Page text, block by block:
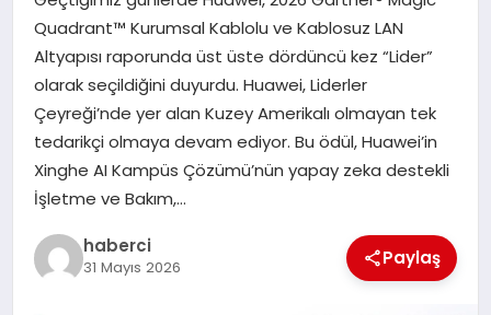
Quadrant™ Kurumsal Kablolu ve Kablosuz LAN
Altyapısı raporunda üst üste dördüncü kez “Lider”
olarak seçildiğini duyurdu. Huawei, Liderler
Çeyreği’nde yer alan Kuzey Amerikalı olmayan tek
tedarikçi olmaya devam ediyor. Bu ödül, Huawei’in
Xinghe AI Kampüs Çözümü’nün yapay zeka destekli
İşletme ve Bakım,…
haberci
31 Mayıs 2026 Paylaş